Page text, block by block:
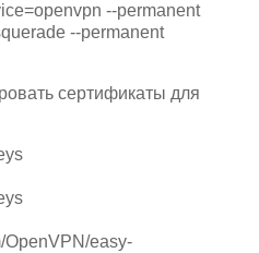
--permanent
--permanent
сертификаты для
OpenVPN/easy-